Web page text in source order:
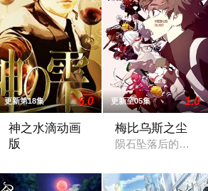
更新第18集 6.0
神之水滴动画
版
更新至05集 1.0
梅比乌斯之尘
陨石坠落后的第十